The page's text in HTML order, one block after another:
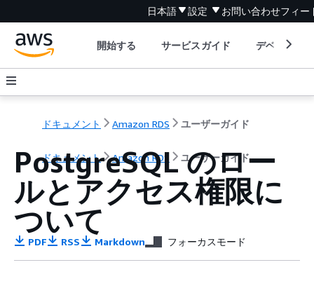
日本語 設定 お問い合わせフィー
開始する サービスガイド デベロッパ
ドキュメント Amazon RDS ユーザーガイド
ドキュメント Amazon RDS ユーザーガイド
PostgreSQL のロー
ルとアクセス権限に
ついて
PDF RSS Markdown フォーカスモード